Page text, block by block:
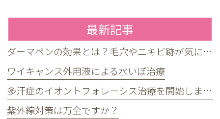
最新記事
ダーマペンの効果とは？毛穴やニキビ跡が気になる方へ
ワイキャンス外用液による水いぼ治療
多汗症のイオントフォレーシス治療を開始しました
紫外線対策は万全ですか？